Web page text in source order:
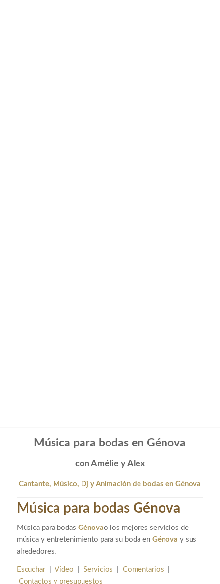
Música para bodas en Génova
con Amélie y Alex
Cantante, Músico, Dj yAnimación de bodas en Génova
Música para bodas Génova
Música para bodas Génovao los mejores servicios de
música y entretenimiento para su boda en Génova y sus
alrededores.
Escuchar| Vídeo Servicios Comentarios
Contactos y presupuestos